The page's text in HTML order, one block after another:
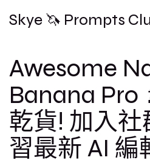
Skye 🦄 Prompts
Awesome
Banana Pro
乾貨! 加入
習最新 AI 編